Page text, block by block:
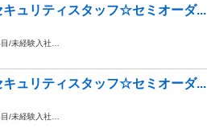
ュリティスタッフ☆セミオーダ...
/未経験入社…
ュリティスタッフ☆セミオーダ...
/未経験入社…